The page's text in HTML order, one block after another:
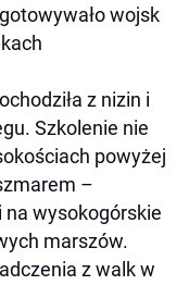
wojsk
z nizin i
Szkolenie nie
powyżej
–
wysokogórskie
marszów.
z walk w